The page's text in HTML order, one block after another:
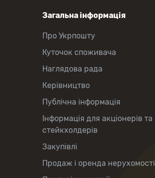
Загальна інформація
Про Укрпошту
Куточок споживача
Наглядова рада
Керівництво
Публічна інформація
Інформація для акціонерів та
стейкхолдерів
Закупівлі
Продаж і оренда нерухомості